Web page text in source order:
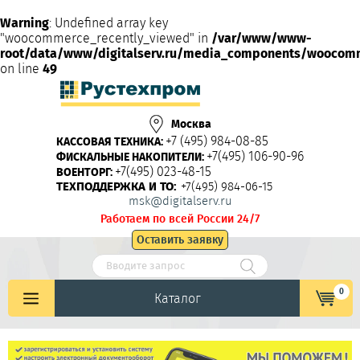
Warning: Undefined array key
"woocommerce_recently_viewed" in /var/www/www-
root/data/www/digitalserv.ru/media_components/
on line 49
Москва
КАССОВАЯ ТЕХНИКА: +7 (495) 984-08-85
ФИСКАЛЬНЫЕ НАКОПИТЕЛИ: +7(495) 106-90-96
ВОЕНТОРГ: +7(495) 023-48-15
ТЕХПОДДЕРЖКА И ТО: +7(495) 984-06-15
msk@digitalserv.ru
Работаем по всей России 24/7
Оставить заявку
Каталог 0